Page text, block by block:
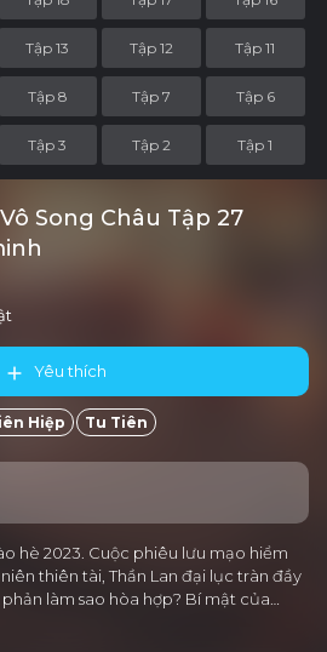
Tập 13 Tập 12 Tập 11
Tập 8 Tập 7 Tập 6
Tập 3 Tập 2 Tập 1
Song Châu Tập 27
Yêu thích
Hiệp Tu Tiên
hè 2023. Cuộc phiêu lưu mạo hiểm
thiên tài, Thần Lan đại lục tràn đầy
làm sao hòa hợp? Bí mật của…